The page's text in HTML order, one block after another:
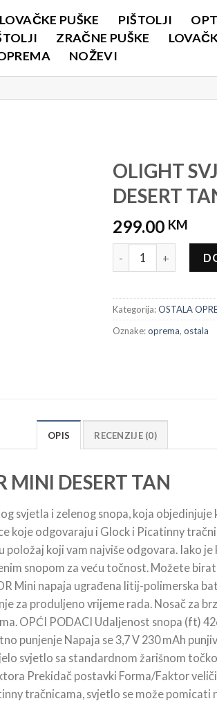
LOVAČKE PUŠKE PIŠTOLJI
ZRAČNE PUŠKE
NOŽEVI
OLIGHT
DESERT
299.00 KM
OLIGHT SVJETILJKA
Kategorija:OSTALA
Oznake:oprema, ostala
OPIS RECENZIJE (0)
MINI DESERT TAN
svjetla i zelenog snopa, koja
koje odgovaraju i Glock i Picatinny
koji vam najviše odgovara. Iako
snopom za veću točnost. Možete
Mini napaja ugrađena litij-polimerska
za produljeno vrijeme rada. Nosač za
OPĆI PODACI Udaljenost snopa (ft)
punjenje Napaja se 3,7 V 230 mAh
svjetlo sa standardnom žarišnom
Prekidač postavki Forma/Faktor
tračnicama, svjetlo se može